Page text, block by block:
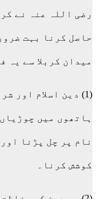
رضی اللہ عنہ نے
حاصل کرنا بہت
میدان کربلا سے یہ
(1) دین اسلام اور
ہاتھوں میں
نام پر چل پڑنا
کوشش کرنا۔